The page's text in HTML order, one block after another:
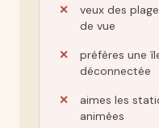
veux des
de vue
préfères une
déconnectée
aimes les
animées